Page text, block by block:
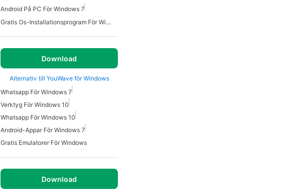
Android På PC För Windows 7
Gratis Os-Installationsprogram För Windows
Download
Alternativ till YouWave för Windows
Whatsapp För Windows 7
Verktyg För Windows 10
Whatsapp För Windows 10
Android-Appar För Windows 7
Gratis Emulatorer För Windows
Download